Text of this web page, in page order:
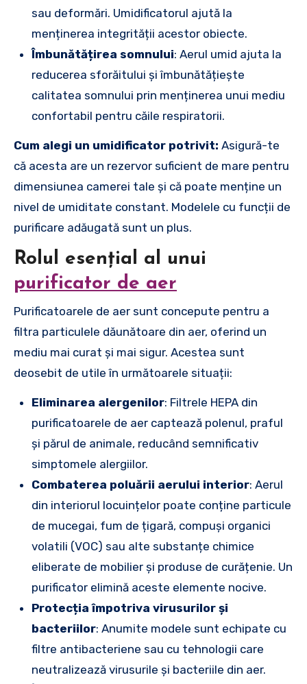
sau deformări. Umidificatorul ajută la
menținerea integrității acestor obiecte.
Îmbunătățirea somnului: Aerul umid ajuta la
reducerea sforăitului și îmbunătățiește
calitatea somnului prin menținerea unui mediu
confortabil pentru căile respiratorii.
Cum alegi un umidificator potrivit: Asigură-te
că acesta are un rezervor suficient de mare pentru
dimensiunea camerei tale și că poate menține un
nivel de umiditate constant. Modelele cu funcții de
purificare adăugată sunt un plus.
Rolul esențial al unui
purificator de aer
Purificatoarele de aer sunt concepute pentru a
filtra particulele dăunătoare din aer, oferind un
mediu mai curat și mai sigur. Acestea sunt
deosebit de utile în următoarele situații:
Eliminarea alergenilor: Filtrele HEPA din
purificatoarele de aer captează polenul, praful
și părul de animale, reducând semnificativ
simptomele alergiilor.
Combaterea poluării aerului interior: Aerul
din interiorul locuințelor poate conține particule
de mucegai, fum de țigară, compuși organici
volatili (VOC) sau alte substanțe chimice
eliberate de mobilier și produse de curățenie. Un
purificator elimină aceste elemente nocive.
Protecția împotriva virusurilor și
bacteriilor: Anumite modele sunt echipate cu
filtre antibacteriene sau cu tehnologii care
neutralizează virusurile și bacteriile din aer.